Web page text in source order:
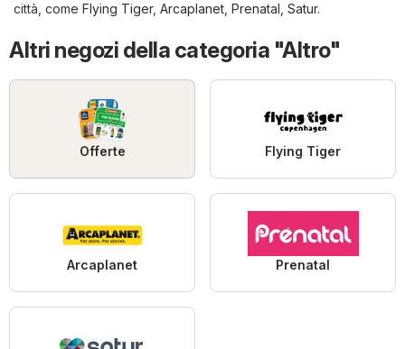
città, come Flying Tiger, Arcaplanet, Prenatal , Satur.
Altri negozi della categoria "Altro"
Offerte Flying Tiger
Arcaplanet Prenatal